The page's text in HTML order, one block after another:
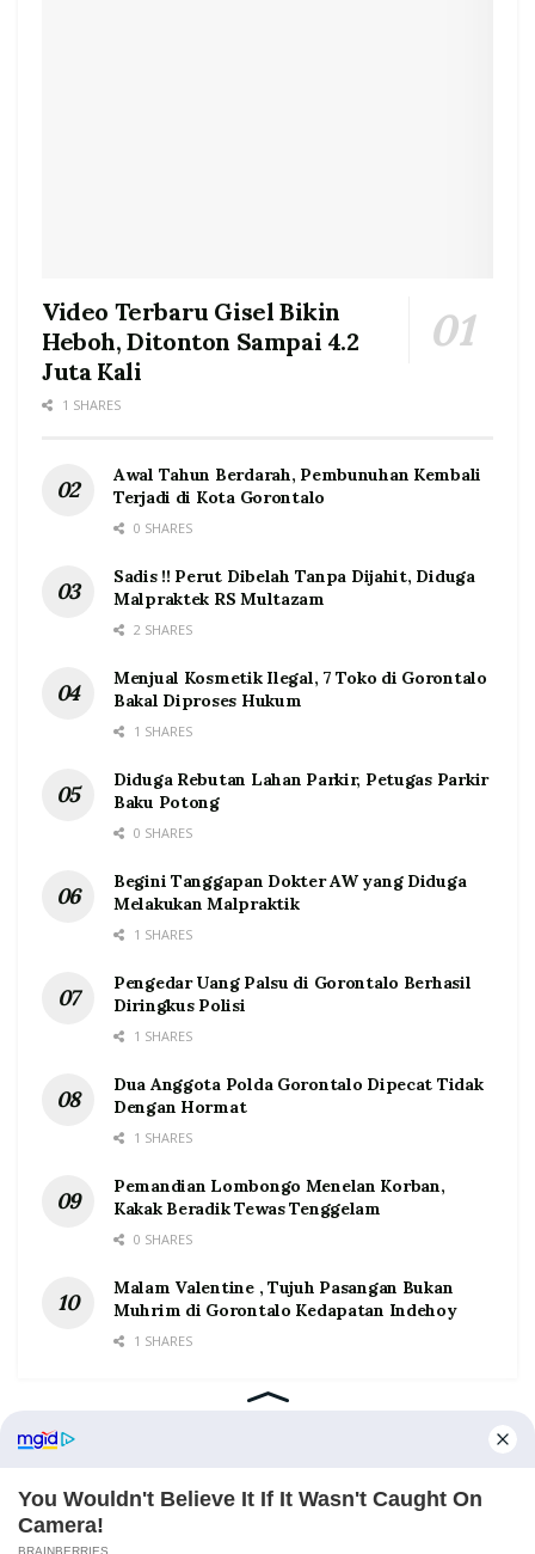
Video Terbaru Gisel Bikin
Heboh, Ditonton Sampai 4.2
Juta Kali
1 SHARES
Awal Tahun Berdarah, Pembunuhan Kembali
Terjadi di Kota Gorontalo
0 SHARES
Sadis !! Perut Dibelah Tanpa Dijahit, Diduga
Malpraktek RS Multazam
2 SHARES
Menjual Kosmetik Ilegal, 7 Toko di Gorontalo
Bakal Diproses Hukum
1 SHARES
Diduga Rebutan Lahan Parkir, Petugas Parkir
Baku Potong
0 SHARES
Begini Tanggapan Dokter AW yang Diduga
Melakukan Malpraktik
1 SHARES
Pengedar Uang Palsu di Gorontalo Berhasil
Diringkus Polisi
1 SHARES
Dua Anggota Polda Gorontalo Dipecat Tidak
Dengan Hormat
1 SHARES
Pemandian Lombongo Menelan Korban,
Kakak Beradik Tewas Tenggelam
0 SHARES
Malam Valentine , Tujuh Pasangan Bukan
Muhrim di Gorontalo Kedapatan Indehoy
1 SHARES
Home Tentang Kontak Redaksi Pedoman Media Siber